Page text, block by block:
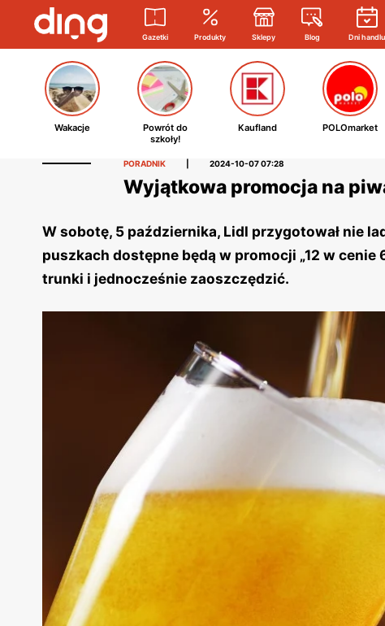
Gazetki Produkty Sklepy Blog Dni handlu
Wakacje
Powrót do
szkoły!
Kaufland POLOmarket
PORADNIK 2024-10-07 07:28
Wyjątkowa promocja na
W sobotę, 5 października, Lidl przygotował nie
puszkach dostępne będą w promocji „12 w cenie
trunki i jednocześnie zaoszczędzić.